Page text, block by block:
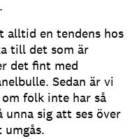
alltid en tendens hos
till det som är
det fint med
Sedan är vi
folk inte har så
unna sig att ses över